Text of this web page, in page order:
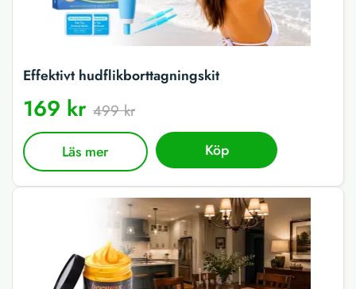
Effektivt hudflikborttagningskit
169 kr 499 kr
Läs mer Köp